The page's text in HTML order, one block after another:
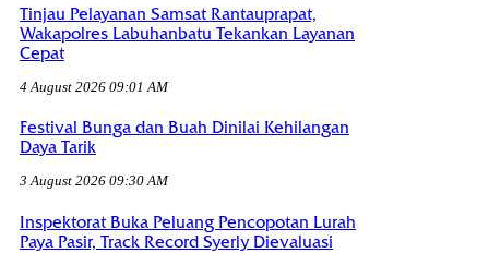
Tinjau Pelayanan Samsat Rantauprapat,
Wakapolres Labuhanbatu Tekankan Layanan
Cepat
4 August 2026 09:01 AM
Festival Bunga dan Buah Dinilai Kehilangan
Daya Tarik
3 August 2026 09:30 AM
Inspektorat Buka Peluang Pencopotan Lurah
Paya Pasir, Track Record Syerly Dievaluasi